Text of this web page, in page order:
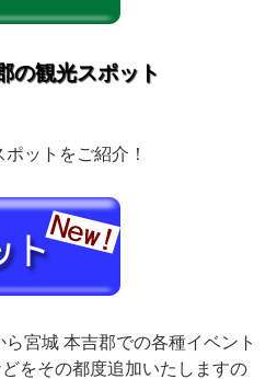
の観光スポット
ットをご紹介！
宮城 本吉郡での各種イベント
をその都度追加いたしますの